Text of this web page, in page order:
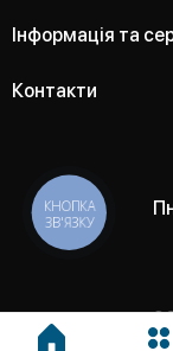
Інформація та
Контакти
КНОПКА
ЗВ'ЯЗКУ